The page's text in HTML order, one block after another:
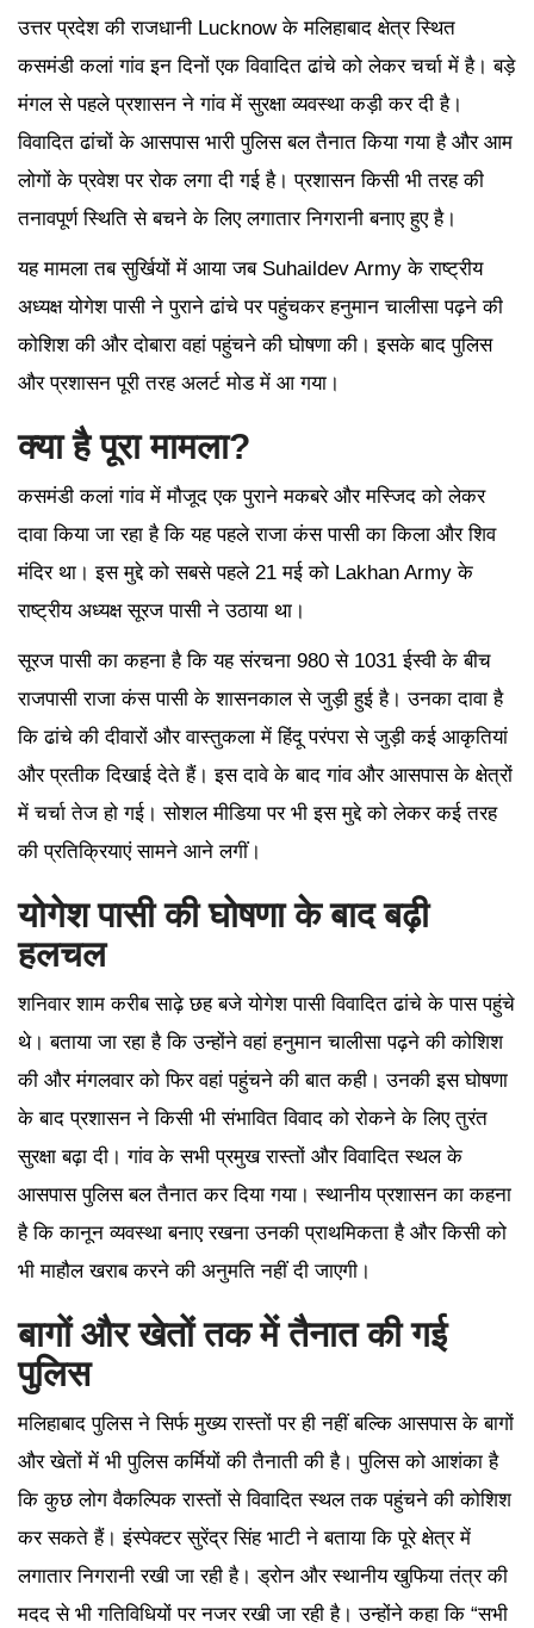
उत्तर प्रदेश की राजधानी Lucknow के मलिहाबाद क्षेत्र स्थित
कसमंडी कलां गांव इन दिनों एक विवादित ढांचे को लेकर चर्चा में है। बड़े
मंगल से पहले प्रशासन ने गांव में सुरक्षा व्यवस्था कड़ी कर दी है।
विवादित ढांचों के आसपास भारी पुलिस बल तैनात किया गया है और आम
लोगों के प्रवेश पर रोक लगा दी गई है। प्रशासन किसी भी तरह की
तनावपूर्ण स्थिति से बचने के लिए लगातार निगरानी बनाए हुए है।
यह मामला तब सुर्खियों में आया जब Suhaildev Army के राष्ट्रीय
अध्यक्ष योगेश पासी ने पुराने ढांचे पर पहुंचकर हनुमान चालीसा पढ़ने की
कोशिश की और दोबारा वहां पहुंचने की घोषणा की। इसके बाद पुलिस
और प्रशासन पूरी तरह अलर्ट मोड में आ गया।
क्या है पूरा मामला?
कसमंडी कलां गांव में मौजूद एक पुराने मकबरे और मस्जिद को लेकर
दावा किया जा रहा है कि यह पहले राजा कंस पासी का किला और शिव
मंदिर था। इस मुद्दे को सबसे पहले 21 मई को Lakhan Army के
राष्ट्रीय अध्यक्ष सूरज पासी ने उठाया था।
सूरज पासी का कहना है कि यह संरचना 980 से 1031 ईस्वी के बीच
राजपासी राजा कंस पासी के शासनकाल से जुड़ी हुई है। उनका दावा है
कि ढांचे की दीवारों और वास्तुकला में हिंदू परंपरा से जुड़ी कई आकृतियां
और प्रतीक दिखाई देते हैं। इस दावे के बाद गांव और आसपास के क्षेत्रों
में चर्चा तेज हो गई। सोशल मीडिया पर भी इस मुद्दे को लेकर कई तरह
की प्रतिक्रियाएं सामने आने लगीं।
योगेश पासी की घोषणा के बाद बढ़ी
हलचल
शनिवार शाम करीब साढ़े छह बजे योगेश पासी विवादित ढांचे के पास पहुंचे
थे। बताया जा रहा है कि उन्होंने वहां हनुमान चालीसा पढ़ने की कोशिश
की और मंगलवार को फिर वहां पहुंचने की बात कही। उनकी इस घोषणा
के बाद प्रशासन ने किसी भी संभावित विवाद को रोकने के लिए तुरंत
सुरक्षा बढ़ा दी। गांव के सभी प्रमुख रास्तों और विवादित स्थल के
आसपास पुलिस बल तैनात कर दिया गया। स्थानीय प्रशासन का कहना
है कि कानून व्यवस्था बनाए रखना उनकी प्राथमिकता है और किसी को
भी माहौल खराब करने की अनुमति नहीं दी जाएगी।
बागों और खेतों तक में तैनात की गई
पुलिस
मलिहाबाद पुलिस ने सिर्फ मुख्य रास्तों पर ही नहीं बल्कि आसपास के बागों
और खेतों में भी पुलिस कर्मियों की तैनाती की है। पुलिस को आशंका है
कि कुछ लोग वैकल्पिक रास्तों से विवादित स्थल तक पहुंचने की कोशिश
कर सकते हैं। इंस्पेक्टर सुरेंद्र सिंह भाटी ने बताया कि पूरे क्षेत्र में
लगातार निगरानी रखी जा रही है। ड्रोन और स्थानीय खुफिया तंत्र की
मदद से भी गतिविधियों पर नजर रखी जा रही है। उन्होंने कहा कि “सभी